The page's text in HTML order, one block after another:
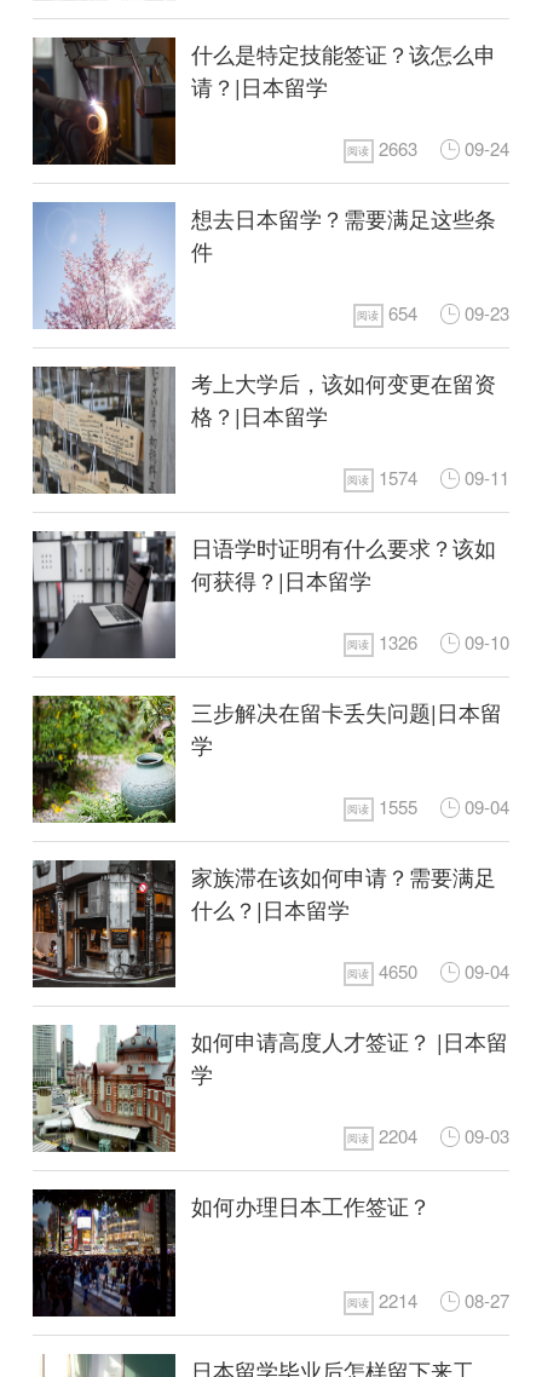
什么是特定技能签证？该怎么申
请？|日本留学
阅读 2663 09-24
想去日本留学？需要满足这些条
件
阅读 654 09-23
考上大学后，该如何变更在留资
格？|日本留学
阅读 1574 09-11
日语学时证明有什么要求？该如
何获得？|日本留学
阅读 1326 09-10
三步解决在留卡丢失问题|日本留
学
阅读 1555 09-04
家族滞在该如何申请？需要满足
什么？|日本留学
阅读 4650 09-04
如何申请高度人才签证？ |日本留
学
阅读 2204 09-03
如何办理日本工作签证？
阅读 2214 08-27
日本留学毕业后怎样留下来工